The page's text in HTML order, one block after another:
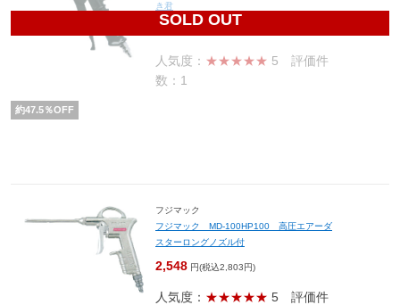
SOLD OUT
き君
2,835
人気度： ★★★★★ 5 評価件
数：1
約47.5％OFF
フジマック
フジマック MD-100HP100 高圧エアーダ
スターロングノズル付
2,548 円(税込2,803円)
人気度： ★★★★★ 5 評価件